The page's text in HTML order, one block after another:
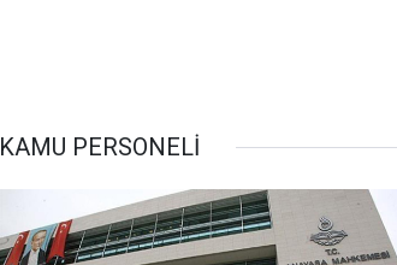
KAMU PERSONELİ